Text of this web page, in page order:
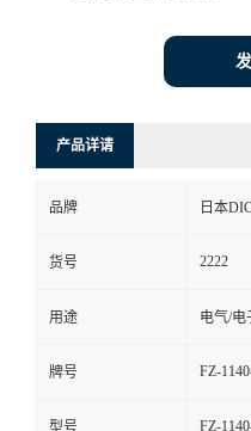
产品详请
品牌 日本
货号 2222
用途 电气/电
牌号 FZ-
型号 FZ-